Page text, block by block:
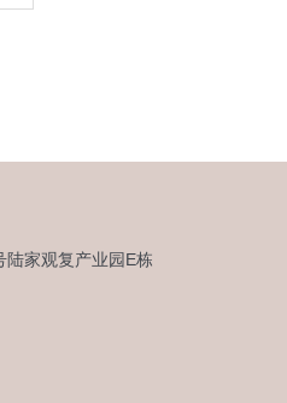
家观复产业园E栋